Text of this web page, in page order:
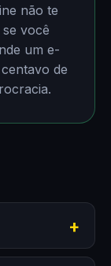
não te
você
um e-
de